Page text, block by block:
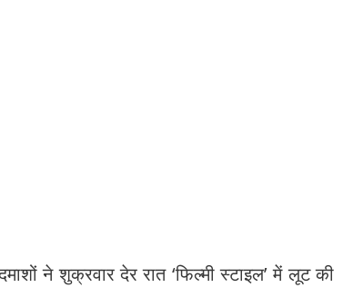
ने शुक्रवार देर रात ‘फिल्मी स्टाइल’ में लूट की